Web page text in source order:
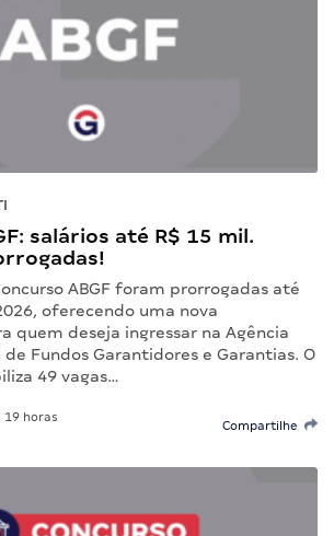
salários até R$ 15 mil.
ABGF foram prorrogadas até
oferecendo uma nova
quem deseja ingressar na Agência
de Fundos Garantidores e Garantias. O
49 vagas…
19 horas
Compartilhe